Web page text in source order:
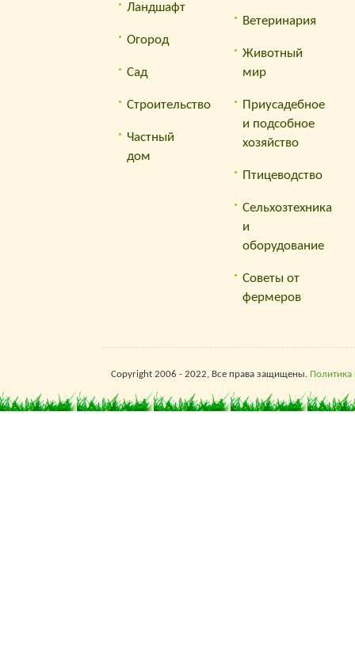
Ландшафт
Огород
Сад
Строительство
Частный
дом
Ветеринария
Животный
мир
Приусадебное
и подсобное
хозяйство
Птицеводство
Сельхозтехника
и
оборудование
Советы от
фермеров
Copyright 2006 - 2022, Все права защищены. Политика